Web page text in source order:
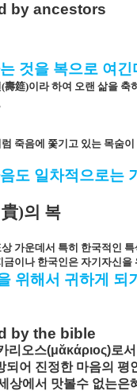
by ancestors
것을 복으로 여긴
(壽筵)이라 하여 오랜 삶을 축
죽음에 쫓기고 있는 목숨
도 일차적으로는
貴)의 복
가운데서 특히 한국적인
금이나 한국인은 자기자신을
위해서 귀하게 되
by the bible
리오스(μᾰκάριος)로서
되어 진정한 마음의 평
상에서 맛볼수 없는은